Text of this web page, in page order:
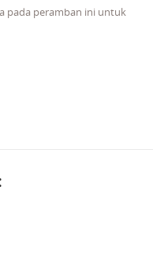
pada peramban ini untuk